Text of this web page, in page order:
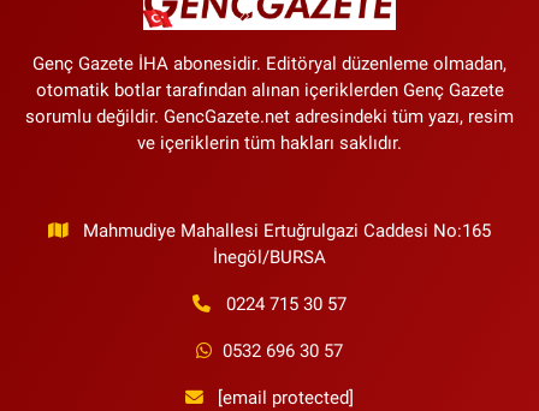
Genç Gazete İHA abonesidir. Editöryal düzenleme olmadan,
otomatik botlar tarafından alınan içeriklerden Genç Gazete
sorumlu değildir. GencGazete.net adresindeki tüm yazı, resim
ve içeriklerin tüm hakları saklıdır.
Mahmudiye Mahallesi Ertuğrulgazi Caddesi No:165
İnegöl/BURSA
0224 715 30 57
0532 696 30 57
[email protected]